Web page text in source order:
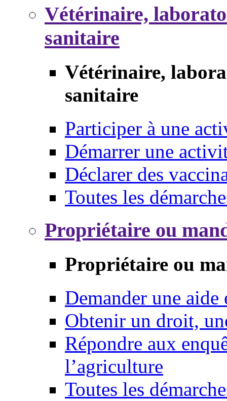
Vétérinaire,
sanitaire
Vétérinaire,
sanitaire
Participer à une
Démarrer une
Déclarer des
Toutes les
Propriétaire ou
Propriétaire ou
Demander une aide
Obtenir un droit,
Répondre aux
l’agriculture
Toutes les